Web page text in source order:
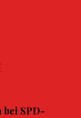
bei SPD-